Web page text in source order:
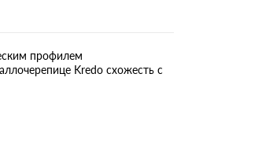
профилем
Kredo схожесть с